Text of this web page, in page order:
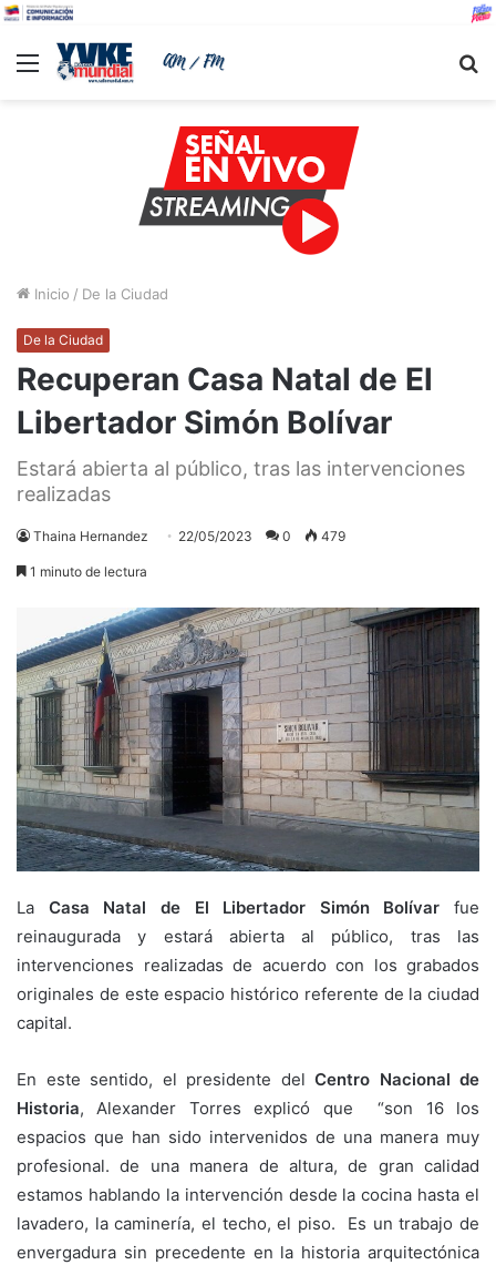
Menu
Inicio / De la Ciudad
De la Ciudad
Recuperan Casa Natal de El
Libertador Simón Bolívar
Estará abierta al público, tras las intervenciones
realizadas
Thaina Hernandez 22/05/2023 0 479
1 minuto de lectura
La Casa Natal de El Libertador Simón Bolívar fue
reinaugurada y estará abierta al público, tras las
intervenciones realizadas de acuerdo con los grabados
originales de este espacio histórico referente de la ciudad
capital.
En este sentido, el presidente del Centro Nacional de
Historia, Alexander Torres explicó que “son 16 los
espacios que han sido intervenidos de una manera muy
profesional. de una manera de altura, de gran calidad
estamos hablando la intervención desde la cocina hasta el
lavadero, la caminería, el techo, el piso. Es un trabajo de
envergadura sin precedente en la historia arquitectónica